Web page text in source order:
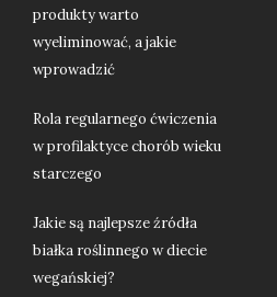
produkty warto
wyeliminować, a jakie
wprowadzić
Rola regularnego ćwiczenia
w profilaktyce chorób wieku
starczego
Jakie są najlepsze źródła
białka roślinnego w diecie
wegańskiej?